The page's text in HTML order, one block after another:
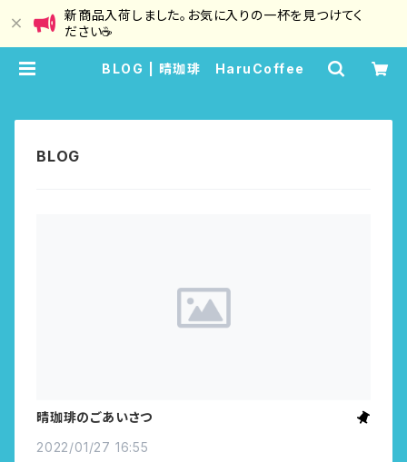
新商品入荷しました。お気に入りの一杯を見つけてく
ださい☕
BLOG | 晴珈琲 HaruCoffee
晴珈琲のごあいさつ
2022/01/27 16:55